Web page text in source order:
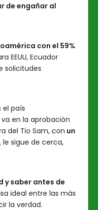
de engañar al
con el 59%
EEUU, Ecuador
solicitudes
el país
en la aprobación
del Tio Sam, con un
le sigue de cerca,
y saber antes de
ideal entre las más
la verdad.